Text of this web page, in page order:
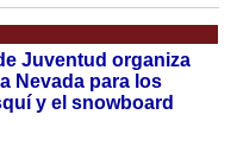
Juventud organiza
Nevada para los
y el snowboard